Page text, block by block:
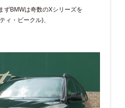
ずBMWは奇数のXシリーズを
ィ・ビークル)、